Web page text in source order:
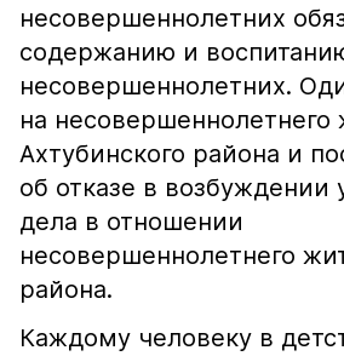
несовершеннолетних
содержанию и
несовершеннолетних.
на несовершеннолетнего
Ахтубинского района и
об отказе в возбуждении
дела в отношении
несовершеннолетнего
района.
Каждому человеку в